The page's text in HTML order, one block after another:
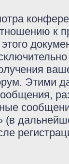
к
Этими
(в